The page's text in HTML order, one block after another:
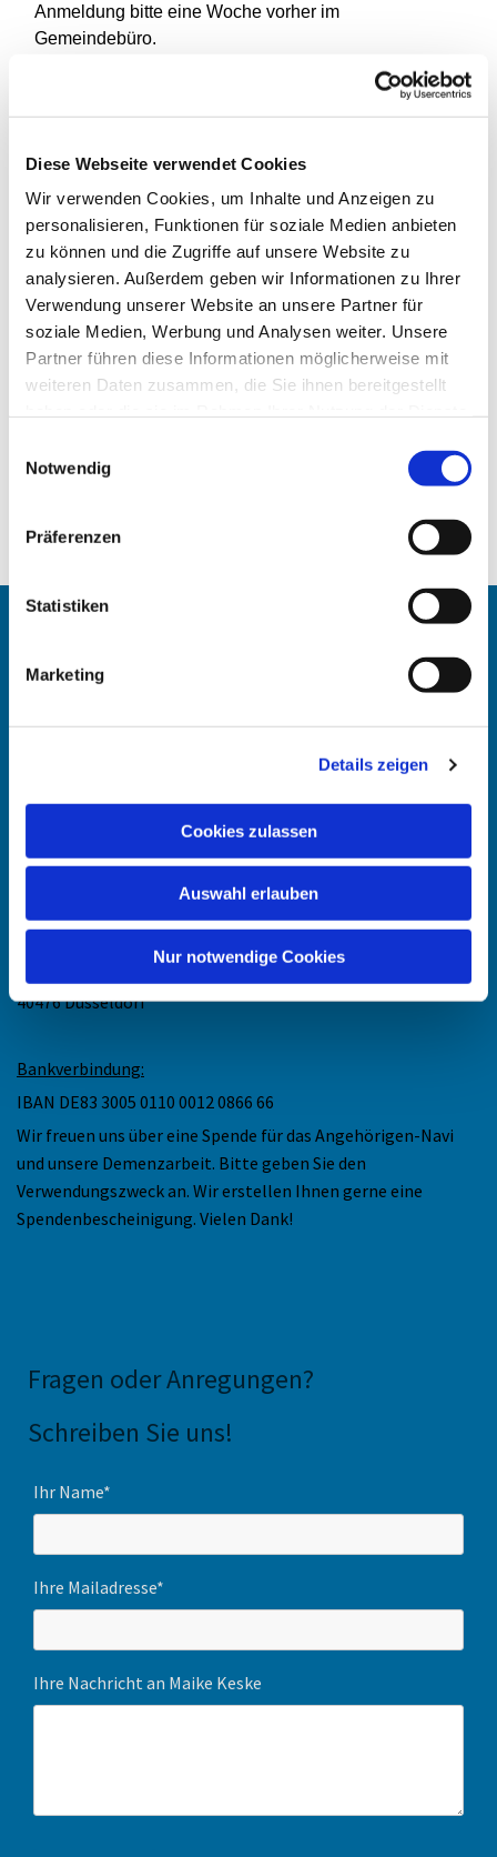
Diese Webseite verwendet Cookies
Wir verwenden Cookies, um Inhalte und Anzeigen zu
personalisieren, Funktionen für soziale Medien anbieten
zu können und die Zugriffe auf unsere Website zu
analysieren. Außerdem geben wir Informationen zu Ihrer
Verwendung unserer Website an unsere Partner für
soziale Medien, Werbung und Analysen weiter. Unsere
Partner führen diese Informationen möglicherweise mit
weiteren Daten zusammen, die Sie ihnen bereitgestellt
Notwendig
Präferenzen
Statistiken
Marketing
Details zeigen
Cookies zulassen
Auswahl erlauben
Nur notwendige Cookies
Anmeldung bitte eine Woche vorher im
Gemeindebüro.
Maike Keske
(telefonische Sprechzeit: Mo und Do 11.30 - 13 Uhr)
Mail: maike.keske@ekir.de
Ev. Kirchengemeinde Düsseldorf-Mitte
40476 Düsseldorf
Bankverbindung:
IBAN DE83 3005 0110 0012 0866 66
Wir freuen uns über eine Spende für das Angehörigen-Navi
und unsere Demenzarbeit. Bitte geben Sie den
Verwendungszweck an. Wir erstellen Ihnen gerne eine
Spendenbescheinigung. Vielen Dank!
Fragen oder Anregungen?
Schreiben Sie uns!
Ihr Name*
Ihre Mailadresse*
Ihre Nachricht an Maike Keske